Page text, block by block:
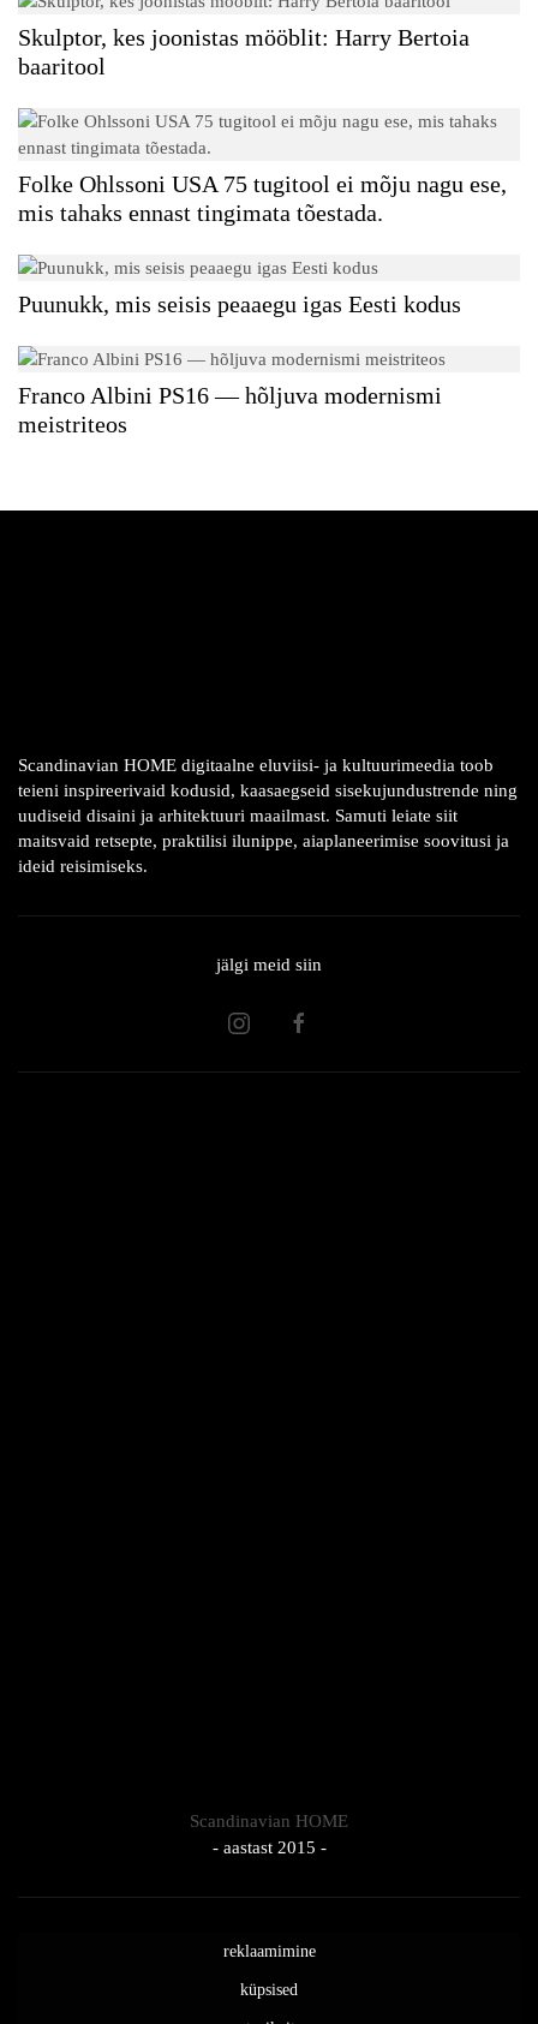
Skulptor, kes joonistas mööblit: Harry Bertoia
baaritool
Folke Ohlssoni USA 75 tugitool ei mõju nagu ese,
mis tahaks ennast tingimata tõestada.
Puunukk, mis seisis peaaegu igas Eesti kodus
Franco Albini PS16 — hõljuva modernismi
meistriteos
Scandinavian HOME digitaalne eluviisi- ja kultuurimeedia toob
teieni inspireerivaid kodusid, kaasaegseid sisekujundustrende ning
uudiseid disaini ja arhitektuuri maailmast. Samuti leiate siit
maitsvaid retsepte, praktilisi ilunippe, aiaplaneerimise soovitusi ja
ideid reisimiseks.
jälgi meid siin
Scandinavian HOME
- aastast 2015 -
reklaamimine
küpsised